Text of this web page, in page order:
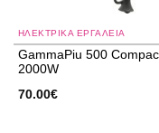
ΗΛΕΚΤΡΙΚΑ ΕΡΓΑΛΕΙΑ
GammaPiu 500
2000W
70.00€